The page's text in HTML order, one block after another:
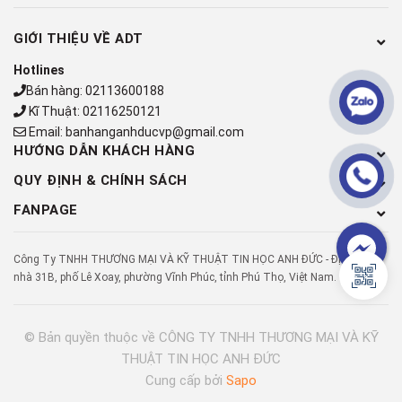
Thiết kế viền mỏng
Nhờ thiết kế viền mỏng sẽ cung cấp diện tích bề mặt màn hình
lớn hơn, kích thước tổng thể của màn hình sẽ nhỏ hơn và
chiếm ít diện tích hơn. Bên cạnh đó là kiểu dáng đẹp và thời
GIỚI THIỆU VỀ ADT
Hotlines
Bán hàng: 02113600188
Kĩ Thuật: 02116250121
Email: banhanganhducvp@gmail.com
HƯỚNG DẪN KHÁCH HÀNG
QUY ĐỊNH & CHÍNH SÁCH
FANPAGE
Công Ty TNHH THƯƠNG MẠI VÀ KỸ THUẬT TIN HỌC ANH ĐỨC - Địa chỉ: Số
nhà 31B, phố Lê Xoay, phường Vĩnh Phúc, tỉnh Phú Thọ, Việt Nam.
© Bản quyền thuộc về CÔNG TY TNHH THƯƠNG MẠI VÀ KỸ
THUẬT TIN HỌC ANH ĐỨC
Cung cấp bởi Sapo